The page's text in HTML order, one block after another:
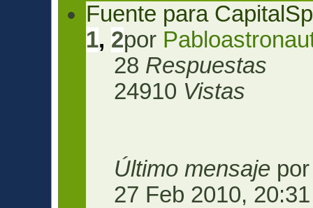
Fuente para
1, 2por
28 Respuestas
24910 Vistas
Último mensaje
27 Feb 2010, 20:31